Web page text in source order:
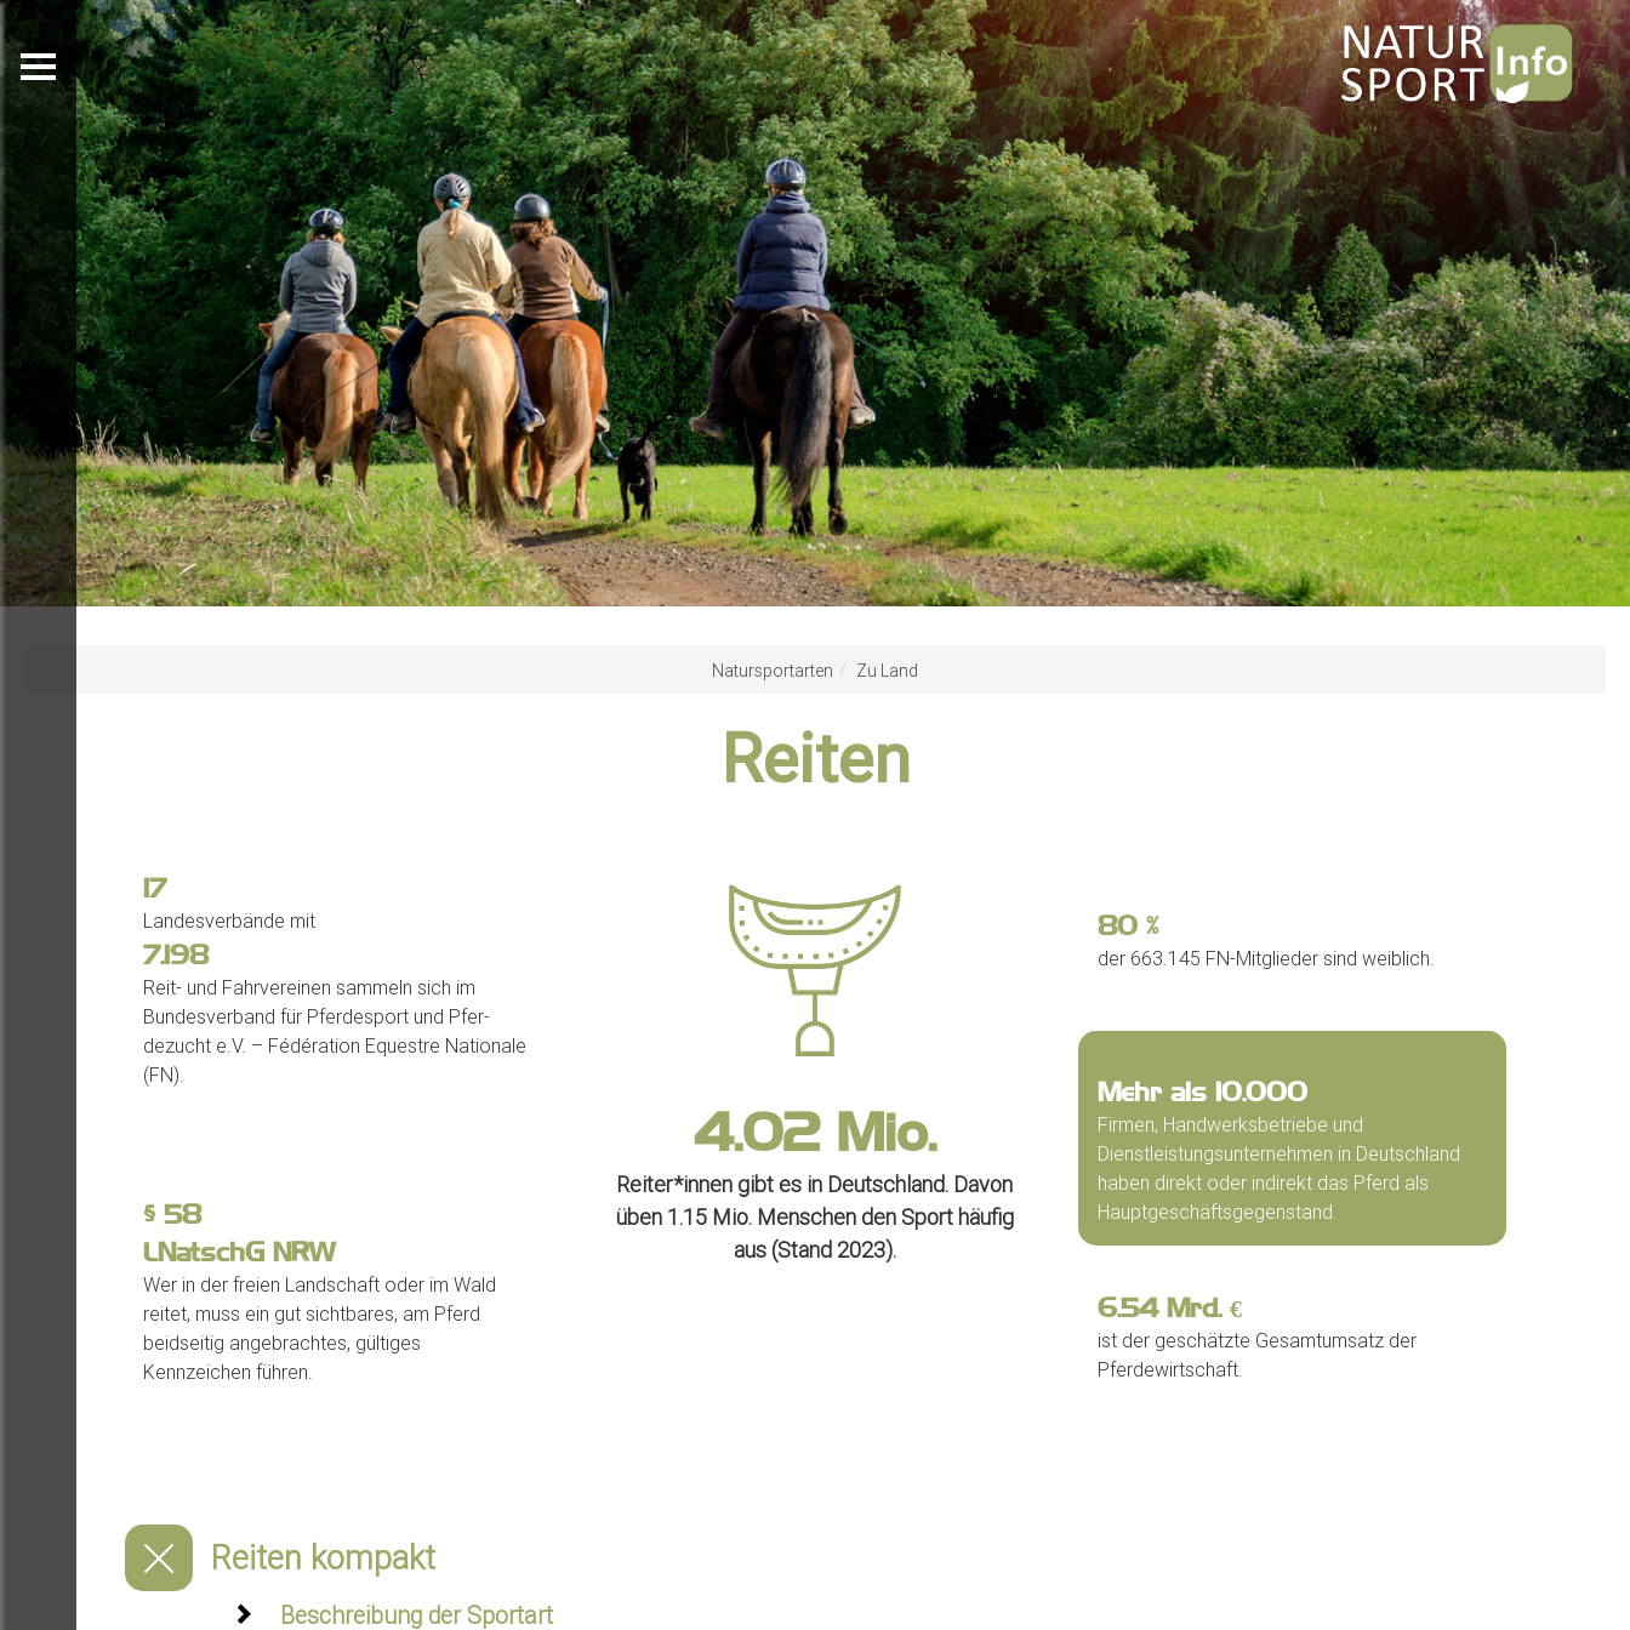
Natursportarten Zu Land
Reiten
17
Landesverbände mit
7.198
Reit- und Fahrvereinen sammeln sich im
Bundesverband für Pferdesport und Pfer-
dezucht e.V. – Fédération Equestre Nationale
(FN).
§ 58
LNatschG NRW
Wer in der freien Landschaft oder im Wald
reitet, muss ein gut sichtbares, am Pferd
beidseitig angebrachtes, gültiges
Kennzeichen führen.
4.03Mio.
Reiter*innen gibt es in Deutschland. Davon
üben 1.15 Mio. Menschen den Sport häufig
aus (Stand 2023).
80%
der 663.145 FN-Mitglieder sind weiblich.
Mehr als 10.000
Firmen, Handwerksbetriebe und
Dienstleistungsunternehmen in Deutschland
haben direkt oder indirekt das Pferd als
Hauptgeschäftsgegenstand.
6.64Mrd. €
ist der geschätzte Gesamtumsatz der
Pferdewirtschaft.
Reiten kompakt
Beschreibung der Sportart